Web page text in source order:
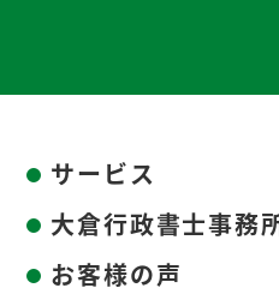
サービス
大倉行政書士事務
お客様の声